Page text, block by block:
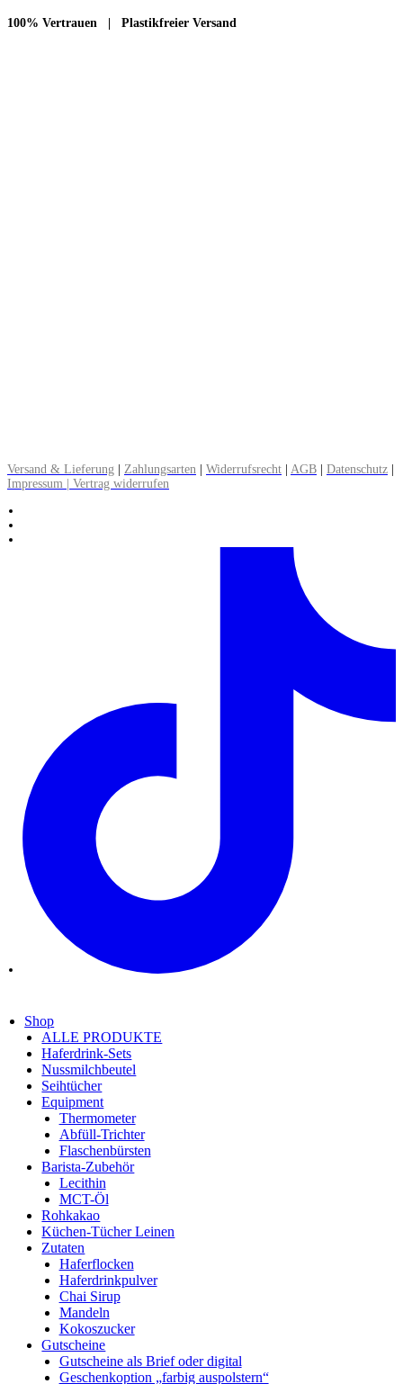
100% Vertrauen | Plastikfreier Versand
Versand & Lieferung
Zahlungsarten Widerrufsrecht AGB Datenschutz
Impressum | Vertrag widerrufen
Shop
ALLE PRODUKTE
Haferdrink-Sets
Nussmilchbeutel
Seihtücher
Equipment
Thermometer
Abfüll-Trichter
Flaschenbürsten
Barista-Zubehör
Lecithin
MCT-Öl
Rohkakao
Küchen-Tücher Leinen
Zutaten
Haferflocken
Haferdrinkpulver
Chai Sirup
Mandeln
Kokoszucker
Gutscheine
Gutscheine als Brief oder digital
Geschenkoption „farbig auspolstern“